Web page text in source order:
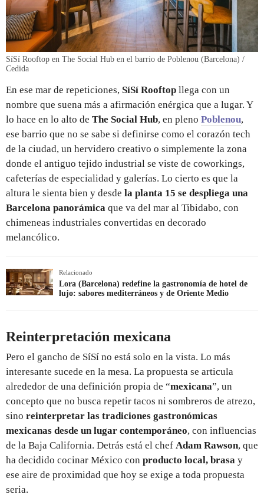
SíSí Rooftop en The Social Hub en el barrio de Poblenou (Barcelona) /
Cedida
En ese mar de repeticiones, SíSí Rooftop llega con un
nombre que suena más a afirmación enérgica que a lugar. Y
lo hace en lo alto de The Social Hub, en pleno Poblenou,
ese barrio que no se sabe si definirse como el corazón tech
de la ciudad, un hervidero creativo o simplemente la zona
donde el antiguo tejido industrial se viste de coworkings,
cafeterías de especialidad y galerías. Lo cierto es que la
altura le sienta bien y desde la planta 15 se despliega una
Barcelona panorámica que va del mar al Tibidabo, con
chimeneas industriales convertidas en decorado
melancólico.
Relacionado
Lora (Barcelona) redefine la gastronomía de hotel de
lujo: sabores mediterráneos y de Oriente Medio
Reinterpretación mexicana
Pero el gancho de SíSí no está solo en la vista. Lo más
interesante sucede en la mesa. La propuesta se articula
alrededor de una definición propia de “mexicana”, un
concepto que no busca repetir tacos ni sombreros de atrezo,
sino reinterpretar las tradiciones gastronómicas
mexicanas desde un lugar contemporáneo, con influencias
de la Baja California. Detrás está el chef Adam Rawson, que
ha decidido cocinar México con producto local, brasa y
ese aire de proximidad que hoy se exige a toda propuesta
seria.